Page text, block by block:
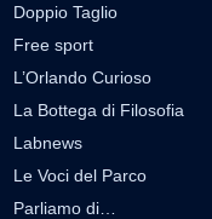
Doppio Taglio
Free sport
L’Orlando Curioso
La Bottega di Filosofia
Labnews
Le Voci del Parco
Parliamo di…